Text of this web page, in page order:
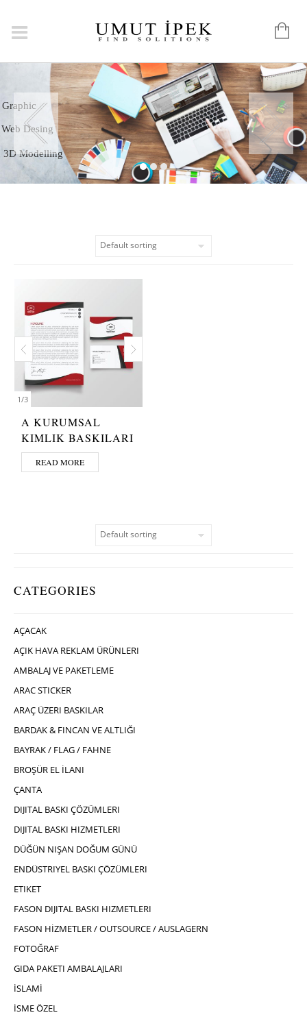
3D Modelling
Graphic
Web Desing
CATEGORIES
AÇACAK
AÇIK HAVA REKLAM ÜRÜNLERI
AMBALAJ VE PAKETLEME
ARAC STICKER
ARAÇ ÜZERI BASKILAR
BARDAK & FINCAN VE ALTLIĞI
BAYRAK / FLAG / FAHNE
BROŞÜR EL İLANI
ÇANTA
DIJITAL BASKI ÇÖZÜMLERI
DIJITAL BASKI HIZMETLERI
DÜĞÜN NIŞAN DOĞUM GÜNÜ
ENDÜSTRIYEL BASKI ÇÖZÜMLERI
ETIKET
FASON DIJITAL BASKI HIZMETLERI
FASON HİZMETLER / OUTSOURCE / AUSLAGERN
FOTOĞRAF
GIDA PAKETI AMBALAJLARI
İSLAMİ
İSME ÖZEL
1/3
A KURUMSAL
KIMLIK BASKILARI
READ MORE